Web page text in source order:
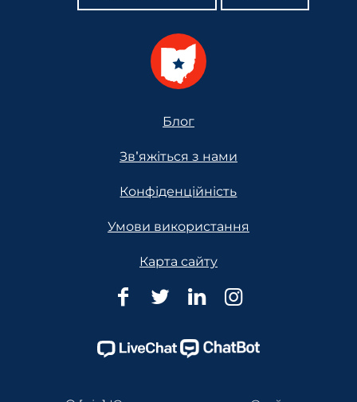
Блог
Зв'яжіться з нами
Конфіденційність
Умови використання
Карта сайту
Юридична
Огайо
Юридична
Огайо
Юридична
Огайо
Юридична
Огайо